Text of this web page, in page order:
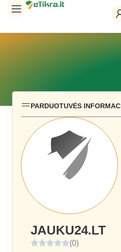
PARDUOTUVĖS
JAUKU24.LT
(0)